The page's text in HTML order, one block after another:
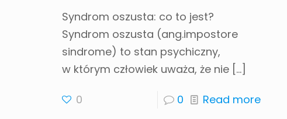
Syndrom oszusta: co to jest?
Syndrom oszusta (ang.impostore
sindrome) to stan psychiczny,
w którym człowiek uważa, że ​​nie[…]
0 0 Read more